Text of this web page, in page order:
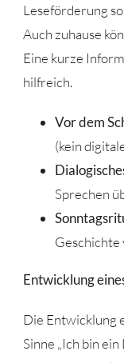
Leseförderung
Auch zuhause
Eine kurze
hilfreich.
Vor dem
(kein
Sprechen
Geschichte
Entwicklung
Die Entwicklung
Sinne „Ich bin